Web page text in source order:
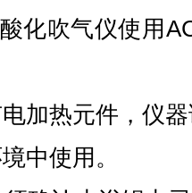
化吹气仪使用
加热元件，仪
中使用。